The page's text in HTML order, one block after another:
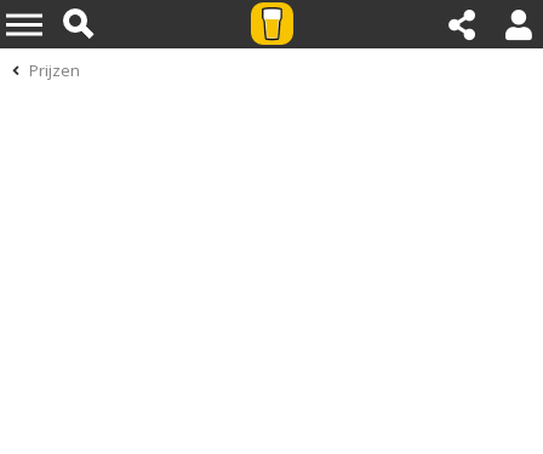
Prijzen